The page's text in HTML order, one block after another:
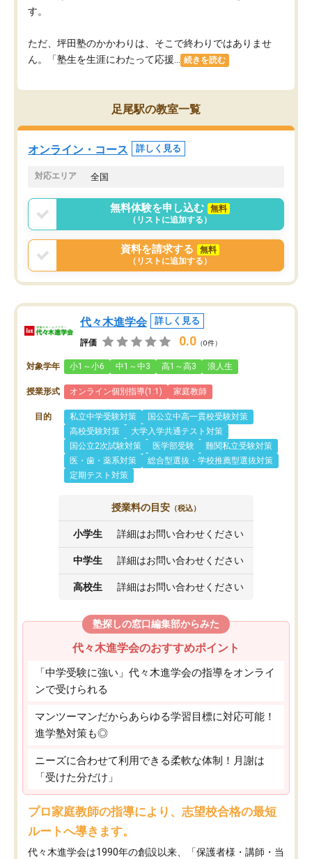
す。
ただ、坪田塾のかかわりは、そこで終わりではありませ
ん。「塾生を生涯にわたって応援...
続きを読む
足尾駅の教室一覧
オンライン・コース 詳しく見る
対応エリア 全国
無料体験を申し込む
無料
（リストに追加する）
資料を請求する
無料
（リストに追加する）
代々木進学会 詳しく見る
評価 0.0 （0件）
対象学年 小1～小6 中1～中3 高1～高3 浪人生
授業形式 オンライン個別指導(1:1) 家庭教師
目的 私立中学受験対策
国公立中高一貫校受験対策
高校受験対策
大学入学共通テスト対策
国公立2次試験対策
医学部受験
難関私立受験対策
医・歯・薬系対策
総合型選抜・学校推薦型選抜対策
定期テスト対策
授業料の目安 （税込）
小学生 詳細はお問い合わせください
中学生 詳細はお問い合わせください
高校生 詳細はお問い合わせください
塾探しの窓口編集部からみた
代々木進学会のおすすめポイント
「中学受験に強い」代々木進学会の指導をオンライ
ンで受けられる
マンツーマンだからあらゆる学習目標に対応可能！
進学塾対策も◎
ニーズに合わせて利用できる柔軟な体制！月謝は
「受けた分だけ」
プロ家庭教師の指導により、志望校合格の最短
ルートへ導きます。
代々木進学会は1990年の創設以来、「保護者様・講師・当